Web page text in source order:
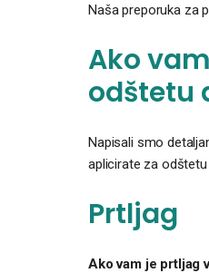
Naša preporuka za
Ako
odštetu
Napisali smo
aplicirate za
Prtljag
Ako vam je prtljag